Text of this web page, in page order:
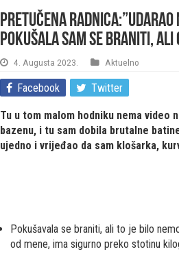
Pretučena radnica:”Udarao
pokušala sam se braniti, ali
4. Augusta 2023. Aktuelno
Facebook Twitter
Tu u tom malom hodniku nema video
bazenu, i tu sam dobila brutalne
ujedno i vrijeđao da sam klošarka,
Pokušavala se braniti, ali to je bilo
od mene, ima sigurno preko stotinu